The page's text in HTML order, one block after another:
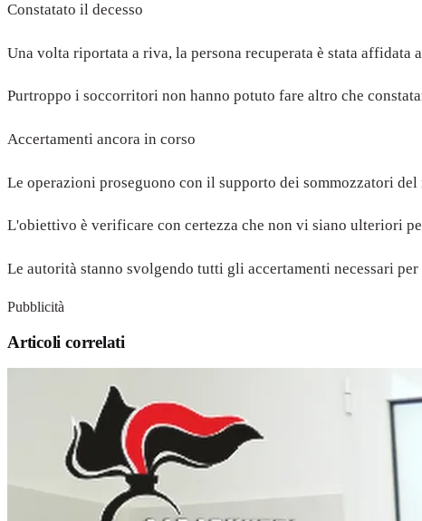
Constatato il decesso
Una volta riportata a riva, la persona recuperata è stata affidata
Purtroppo i soccorritori non hanno potuto fare altro che
Accertamenti ancora in corso
Le operazioni proseguono con il supporto dei sommozzatori
L'obiettivo è verificare con certezza che non vi siano ulteriori
Le autorità stanno svolgendo tutti gli accertamenti necessari
Pubblicità
Articoli correlati